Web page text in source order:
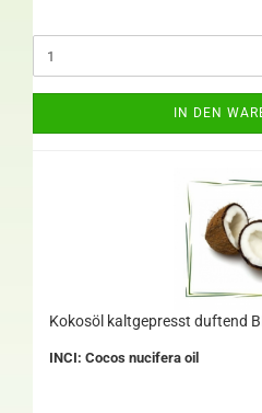
IN DEN
Kokosöl kaltgepresst duftend
INCI: Cocos nucifera oil